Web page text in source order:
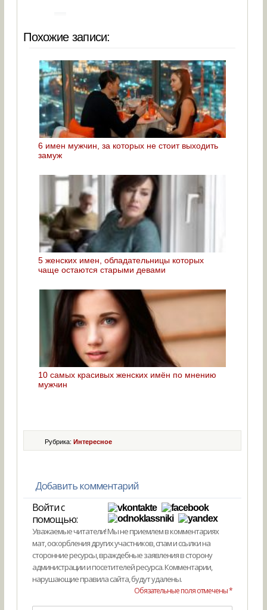
Похожие записи:
6 имен мужчин, за которых не стоит выходить
замуж
5 женских имен, обладательницы которых
чаще остаются старыми девами
10 самых красивых женских имён по мнению
мужчин
Рубрика:Интересное
Добавить комментарий
Войти с
помощью:
Уважаемые читатели! Мы не приемлем в комментариях
мат, оскорбления других участников, спам и ссылки на
сторонние ресурсы, враждебные заявления в сторону
администрации и посетителей ресурса. Комментарии,
нарушающие правила сайта, будут удалены.
Обязательные поля отмечены *